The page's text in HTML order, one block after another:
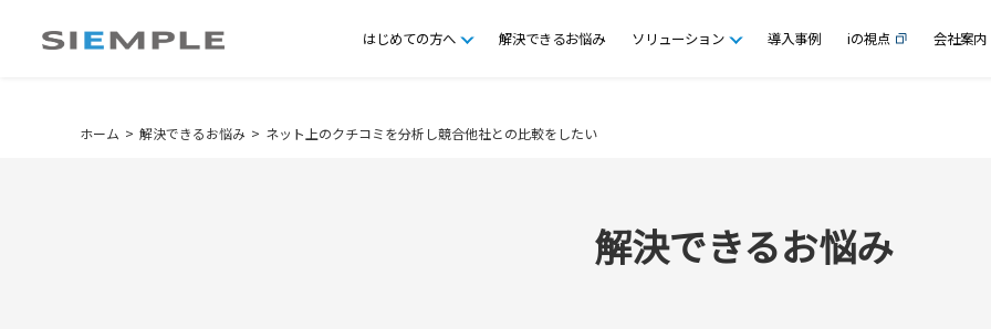
はじめての方へ 解決できるお悩み ソリューション 導入事例 iの視点 会社案内
ホーム 解決できるお悩み ネット上のクチコミを分析し競合他社との比較をしたい
解決できるお悩み